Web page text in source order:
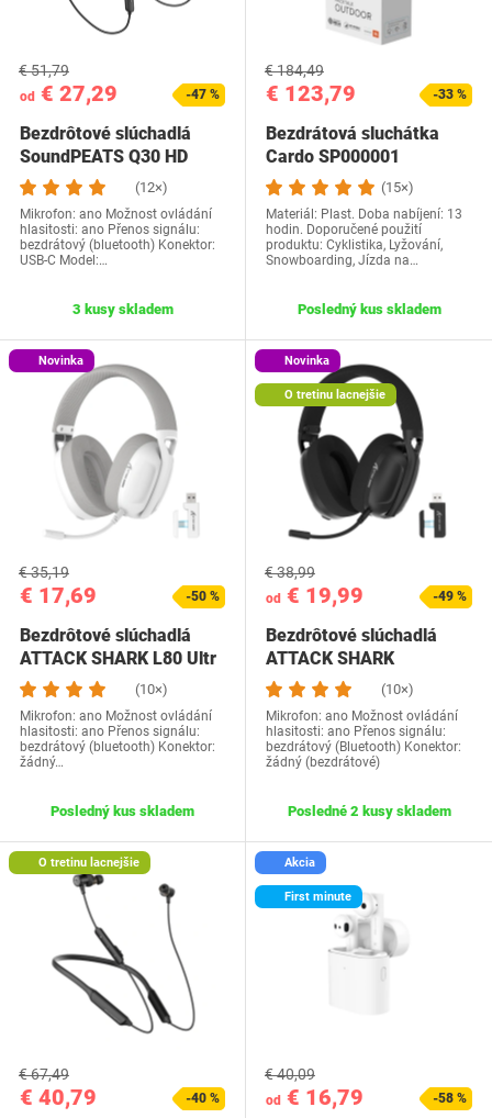
od € 27,29
€ 51,79
-47 %
Bezdrôtové slúchadlá
SoundPEATS Q30 HD
čierne
(12×)
Mikrofon: ano Možnost ovládání
hlasitosti: ano Přenos signálu:
bezdrátový (bluetooth) Konektor:
USB-C Model:…
3 kusy skladem
€ 123,79
€ 184,49
-33 %
Bezdrátová sluchátka
Cardo SP000001
(15×)
Materiál: Plast. Doba nabíjení: 13
hodin. Doporučené použití
produktu: Cyklistika, Lyžování,
Snowboarding, Jízda na…
Posledný kus skladem
Novinka
€ 17,69
€ 35,19
-50 %
Bezdrôtové slúchadlá
ATTACK SHARK L80 Ultr
(10×)
Mikrofon: ano Možnost ovládání
hlasitosti: ano Přenos signálu:
bezdrátový (bluetooth) Konektor:
žádný…
Posledný kus skladem
Novinka
O tretinu lacnejšie
od € 19,99
€ 38,99
-49 %
Bezdrôtové slúchadlá
ATTACK SHARK
(10×)
Mikrofon: ano Možnost ovládání
hlasitosti: ano Přenos signálu:
bezdrátový (Bluetooth) Konektor:
žádný (bezdrátové)
Posledné 2 kusy skladem
O tretinu lacnejšie
€ 40,79
€ 67,49
-40 %
Akcia
First minute
od € 16,79
€ 40,09
-58 %